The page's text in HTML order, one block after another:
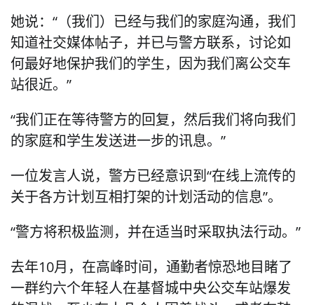
她说：“（我们）已经与我们的家庭沟通，我们
知道社交媒体帖子，并已与警方联系，讨论如
何最好地保护我们的学生，因为我们离公交车
站很近。”
“我们正在等待警方的回复，然后我们将向我们
的家庭和学生发送进一步的讯息。”
一位发言人说，警方已经意识到“在线上流传的
关于各方计划互相打架的计划活动的信息”。
“警方将积极监测，并在适当时采取执法行动。”
去年10月，在高峰时间，通勤者惊恐地目睹了
一群约六个年轻人在基督城中央公交车站爆发